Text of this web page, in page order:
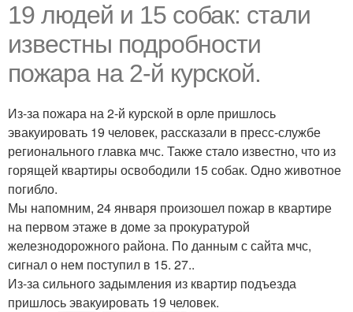
19 людей и 15 собак: стали
известны подробности
пожара на 2-й курской.
Из-за пожара на 2-й курской в орле пришлось
эвакуировать 19 человек, рассказали в пресс-службе
регионального главка мчс. Также стало известно, что из
горящей квартиры освободили 15 собак. Одно животное
погибло.
Мы напомним, 24 января произошел пожар в квартире
на первом этаже в доме за прокуратурой
железнодорожного района. По данным с сайта мчс,
сигнал о нем поступил в 15. 27..
Из-за сильного задымления из квартир подъезда
пришлось эвакуировать 19 человек.